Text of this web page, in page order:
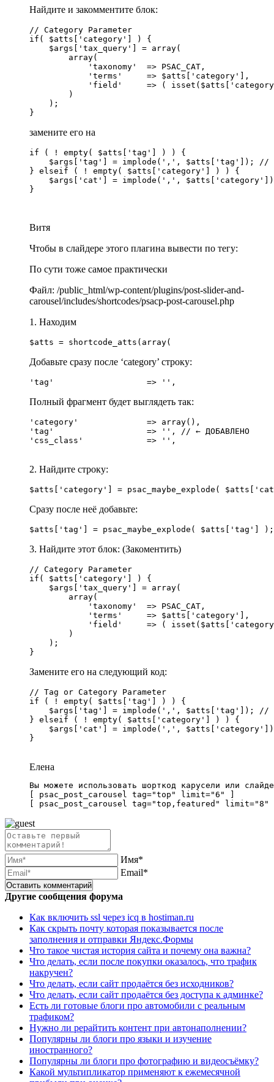
Найдите и закомментите блок:
// Category Parameter
if( $atts['category'] ) {
    $args['tax_query'] = array(
        array(
            'taxonomy'  => PSAC_CAT,
            'terms'     => $atts['category'],
'field'     => (
        )
    );
замените его на
if ( ! empty( $atts['tag'] ) ) {
$args['tag'] = implode(',', $atts['tag']); //
} elseif ( ! empty( $atts['category'] ) ) {
$args['cat'] = implode(',',
}
Витя
Чтобы в слайдере этого плагина вывести по тегу:
По сути тоже самое практически
Файл: /public_html/wp-content/plugins/post-slider-and-
carousel/includes/shortcodes/psacp-post-carousel.php
1. Находим
Добавьте сразу после ‘category’ строку:
Полный фрагмент будет выглядеть так:
'category'              => array(),
'tag'                   => '', // ← ДОБАВЛЕНО
'css_class'             => '',
2. Найдите строку:
Сразу после неё добавьте:
3. Найдите этот блок: (Закоментить)
// Category Parameter
if( $atts['category'] ) {
    $args['tax_query'] = array(
        array(
            'taxonomy'  => PSAC_CAT,
            'terms'     => $atts['category'],
'field'     => (
        )
    );
Замените его на следующий код:
// Tag or Category Parameter
if ( ! empty( $atts['tag'] ) ) {
$args['tag'] = implode(',', $atts['tag']); //
} elseif ( ! empty( $atts['category'] ) ) {
$args['cat'] = implode(',',
}
Елена
Вы можете использовать шорткод карусели или
[ psac_post_carousel tag="top" limit="6" ]
Имя*
Email*
Другие сообщения форума
Как включить ssl через icq в hostiman.ru
Как скрыть почту которая показывается после
заполнения и отправки Яндекс.Формы
Что такое чистая история сайта и почему она важна?
Что делать, если после покупки оказалось, что трафик
накручен?
Что делать, если сайт продаётся без исходников?
Что делать, если сайт продаётся без доступа к админке?
Есть ли готовые блоги про автомобили с реальным
трафиком?
Нужно ли рерайтить контент при автонаполнении?
Популярны ли блоги про языки и изучение
иностранного?
Популярны ли блоги про фотографию и видеосъёмку?
Какой мультипликатор применяют к ежемесячной